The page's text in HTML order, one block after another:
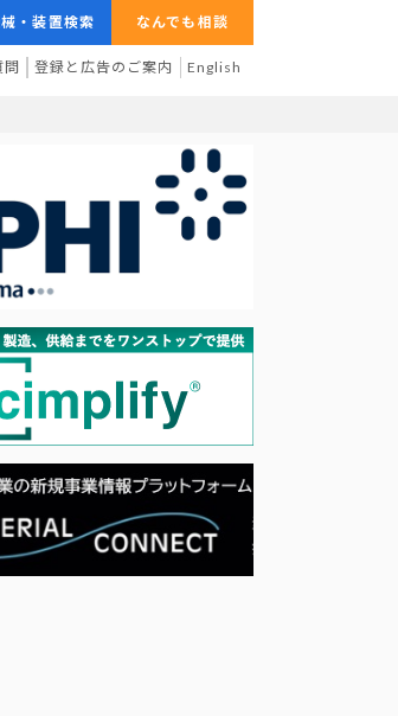
・装置検索 なんでも相談
登録と広告のご案内 English